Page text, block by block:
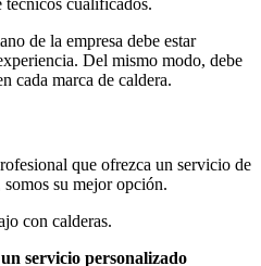
de la empresa debe estar
Del mismo modo, debe
cada marca de caldera.
que ofrezca un servicio de
su mejor opción.
con calderas.
servicio personalizado